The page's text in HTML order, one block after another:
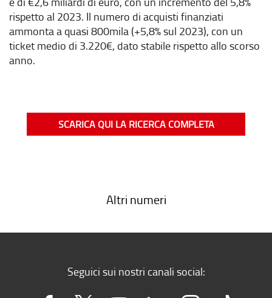
rispetto al 2023. Il numero di acquisti finanziati
ammonta a quasi 800mila (+5,8% sul 2023), con un
ticket medio di 3.220€, dato stabile rispetto allo scorso
anno.
SCARICA QUI LA RICERCA COMPLETA
Altri numeri
Seguici sui nostri canali social: